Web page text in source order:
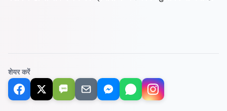
शेयर करें
SMS